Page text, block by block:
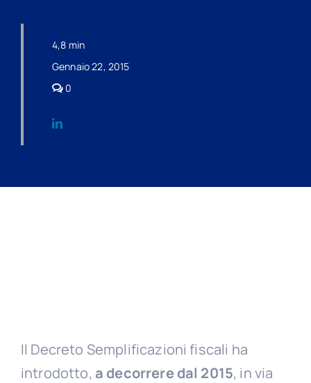
4,8 min
Gennaio 22, 2015
0
Il Decreto Semplificazioni fiscali ha
introdotto, a decorrere dal 2015, in via